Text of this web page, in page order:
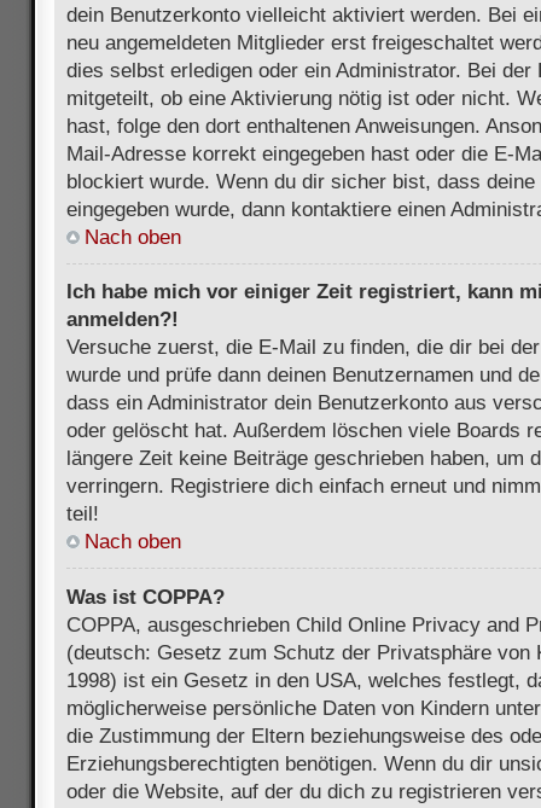
dein Benutzerkonto vielleicht aktiviert werden. Bei
neu angemeldeten Mitglieder erst freigeschaltet
dies selbst erledigen oder ein Administrator. Bei der
mitgeteilt, ob eine Aktivierung nötig ist oder nicht.
hast, folge den dort enthaltenen Anweisungen.
Mail-Adresse korrekt eingegeben hast oder die E-
blockiert wurde. Wenn du dir sicher bist, dass
eingegeben wurde, dann kontaktiere einen
Nach oben
Ich habe mich vor einiger Zeit registriert, kann
anmelden?!
Versuche zuerst, die E-Mail zu finden, die dir bei
wurde und prüfe dann deinen Benutzernamen und
dass ein Administrator dein Benutzerkonto aus
oder gelöscht hat. Außerdem löschen viele Boards
längere Zeit keine Beiträge geschrieben haben, um
verringern. Registriere dich einfach erneut und
teil!
Nach oben
Was ist COPPA?
COPPA, ausgeschrieben Child Online Privacy and
(deutsch: Gesetz zum Schutz der Privatsphäre von
1998) ist ein Gesetz in den USA, welches festlegt,
möglicherweise persönliche Daten von Kindern
die Zustimmung der Eltern beziehungsweise des
Erziehungsberechtigten benötigen. Wenn du dir
oder die Website, auf der du dich zu registrieren